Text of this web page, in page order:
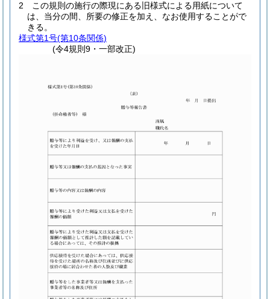
2
この規則の施行の際現にある旧様式による用紙について
は、当分の間、所要の修正を加え、なお使用することがで
きる。
様式第1号(第10条関係)
(令4規則9・一部改正)